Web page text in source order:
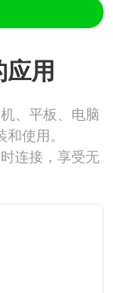
用
、平板、电脑
使用。
连接，享受无